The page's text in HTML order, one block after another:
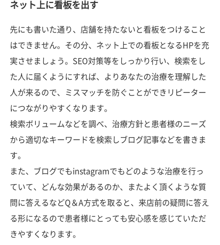
ネット上に看板を出す
先にも書いた通り、店舗を持たないと看板をつけること
はできません。その分、ネット上での看板となるHPを充
実させましょう。SEO対策等をしっかり行い、検索をし
た人に届くようにすれば、よりあなたの治療を理解した
人が来るので、ミスマッチを防ぐことができリピーター
につながりやすくなります。
検索ボリュームなどを調べ、治療方針と患者様のニーズ
から適切なキーワードを検索しブログ記事などを書きま
す。
また、ブログでもinstagramでもどのような治療を行っ
ていて、どんな効果があるのか、またよく頂くような質
問に答えるなどQ＆A方式を取ると、来店前の疑問に答え
る形になるので患者様にとっても安心感を感じていただ
きやすくなります。